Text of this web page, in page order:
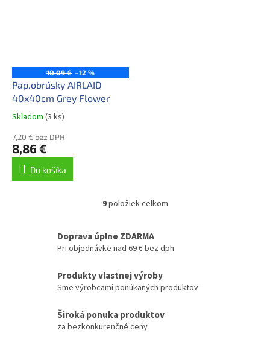
10,09 € –12 %
Pap.obrúsky AIRLAID
40x40cm Grey Flower
Skladom (3 ks)
7,20 € bez DPH
8,86 €
Do košíka
O
l
á
d
c
i
p
r
9položiek celkom
Doprava úplne ZDARMA
Pri objednávke nad 69 € bez dph
Produkty vlastnej výroby
Sme výrobcami ponúkaných produktov
Široká ponuka produktov
za bezkonkurenčné ceny